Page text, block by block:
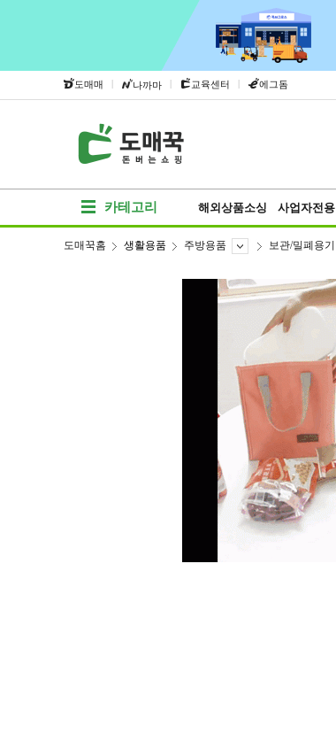
도매매 | 나까마 | 교육센터 | 에그돔
카테고리 해외상품소싱 사업자전용
도매꾹홈 생활용품 주방용품 보관/밀폐용기